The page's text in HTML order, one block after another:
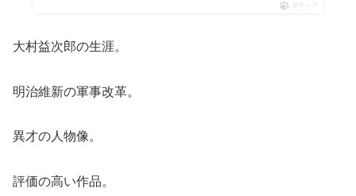
ポチップ
大村益次郎の生涯。
明治維新の軍事改革。
異才の人物像。
評価の高い作品。